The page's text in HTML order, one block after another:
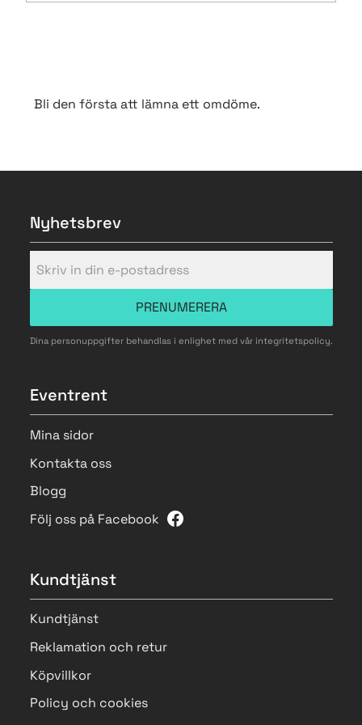
Bli den första att lämna ett omdöme.
Nyhetsbrev
PRENUMERERA
Dina personuppgifter behandlas i enlighet med vår integritetspolicy.
Eventrent
Mina sidor
Kontakta oss
Blogg
Följ oss på Facebook
Kundtjänst
Kundtjänst
Reklamation och retur
Köpvillkor
Policy och cookies